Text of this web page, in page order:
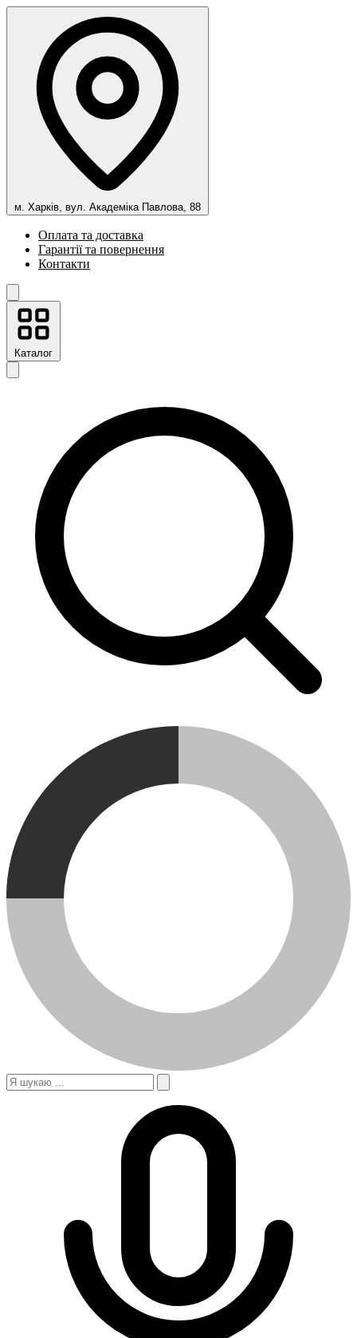
м. Харків, вул. Академіка Павлова, 88
Оплата та доставка
Гарантії та повернення
Контакти
Каталог